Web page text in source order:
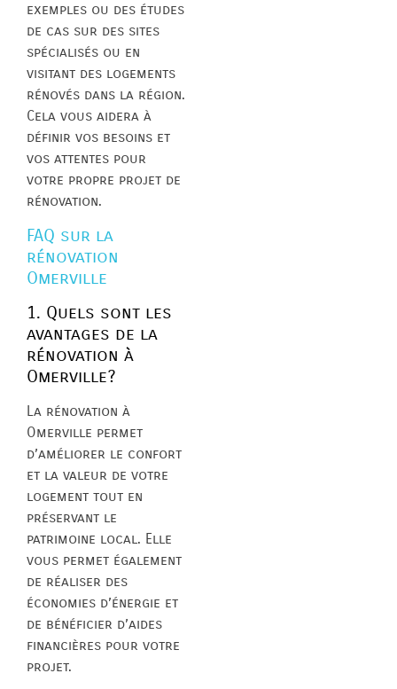
exemples ou des études
de cas sur des sites
spécialisés ou en
visitant des logements
rénovés dans la région.
Cela vous aidera à
définir vos besoins et
vos attentes pour
votre propre projet de
rénovation.
FAQ sur la
rénovation
Omerville
1. Quels sont les
avantages de la
rénovation à
Omerville?
La rénovation à
Omerville permet
d’améliorer le confort
et la valeur de votre
logement tout en
préservant le
patrimoine local. Elle
vous permet également
de réaliser des
économies d’énergie et
de bénéficier d’aides
financières pour votre
projet.